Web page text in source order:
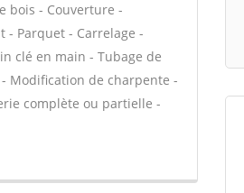
bois - Couverture -
- Parquet - Carrelage -
clé en main - Tubage de
Modification de charpente -
complète ou partielle -